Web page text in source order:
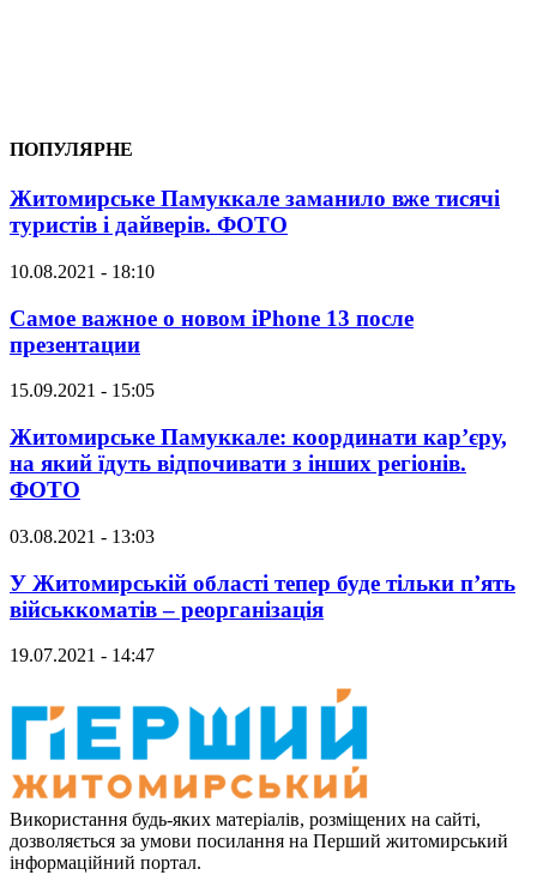
ПОПУЛЯРНЕ
Житомирське Памуккале заманило вже тисячі
туристів і дайверів. ФОТО
10.08.2021 - 18:10
Самое важное о новом iPhone 13 после
презентации
15.09.2021 - 15:05
Житомирське Памуккале: координати кар’єру,
на який їдуть відпочивати з інших регіонів.
ФОТО
03.08.2021 - 13:03
У Житомирській області тепер буде тільки п’ять
військкоматів – реорганізація
19.07.2021 - 14:47
Використання будь-яких матеріалів, розміщених на сайті,
дозволяється за умови посилання на Перший житомирський
інформаційний портал.